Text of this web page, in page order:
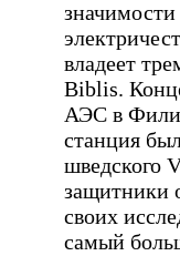
владеет
Biblis.
АЭС в
станция
шведского
защитники
своих
самый